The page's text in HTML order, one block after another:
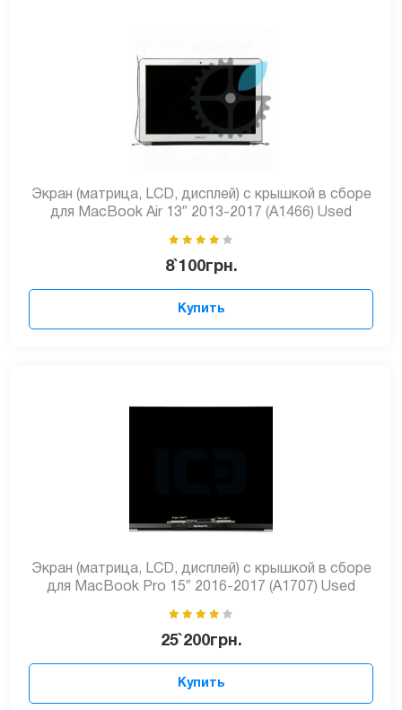
Экран (матрица, LCD, дисплей) с крышкой в сборе
для MacBook Air 13″ 2013-2017 (A1466) Used
8`100грн.
Купить
Экран (матрица, LCD, дисплей) с крышкой в сборе
для MacBook Pro 15″ 2016-2017 (А1707) Used
25`200грн.
Купить